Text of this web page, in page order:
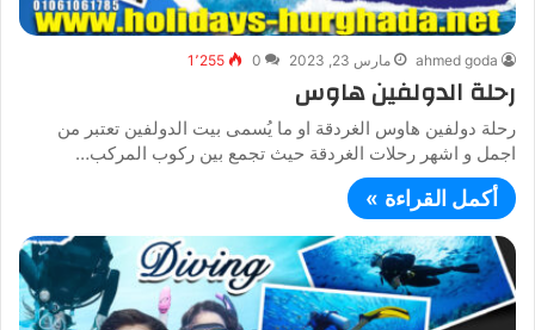
ahmed goda مارس 23, 2023 0 1٬255
رحلة الدولفين هاوس
رحلة دولفين هاوس الغردقة او ما يُسمى بيت الدولفين تعتبر من
اجمل و اشهر رحلات الغردقة حيث تجمع بين ركوب المركب…
أكمل القراءة »